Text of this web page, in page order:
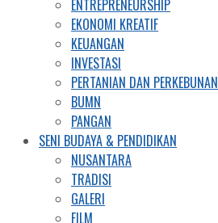
ENTREPRENEURSHIP
EKONOMI KREATIF
KEUANGAN
INVESTASI
PERTANIAN DAN PERKEBUNAN
BUMN
PANGAN
SENI BUDAYA & PENDIDIKAN
NUSANTARA
TRADISI
GALERI
FILM